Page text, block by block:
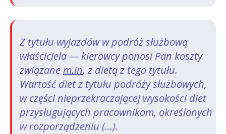
Z tytułu wyjazdów w podróż służbową
właściciela — kierowcy ponosi Pan koszty
związanem.in. z dietą z tego tytułu.
Wartość diet z tytułu podróży służbowych,
w części nieprzekraczającej wysokości diet
przysługujących pracownikom, określonych
w rozporządzeniu (…).